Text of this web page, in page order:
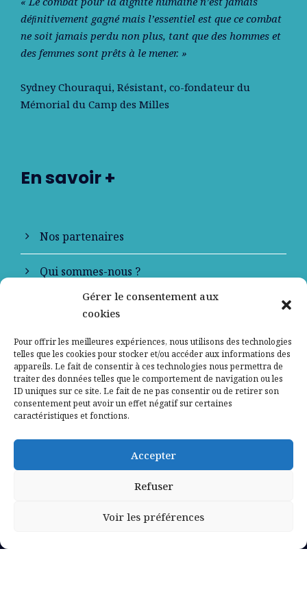
Gérer le consentement aux
cookies
Pour offrir les meilleures expériences, nous utilisons des technologies
telles que les cookies pour stocker et/ou accéder aux informations des
appareils. Le fait de consentir à ces technologies nous permettra de
traiter des données telles que le comportement de navigation ou les
ID uniques sur ce site. Le fait de ne pas consentir ou de retirer son
consentement peut avoir un effet négatif sur certaines
caractéristiques et fonctions.
Accepter
Refuser
Voir les préférences
déﬁnitivement gagné mais l’essentiel est que ce combat
ne soit jamais perdu non plus, tant que des hommes et
des femmes sont prêts à le mener. »
Sydney Chouraqui, Résistant, co-fondateur du
Mémorial du Camp des Milles
En savoir +
Nos partenaires
Qui sommes-nous ?
Contactez-nous
Mentions légales
Politique de confidentialité